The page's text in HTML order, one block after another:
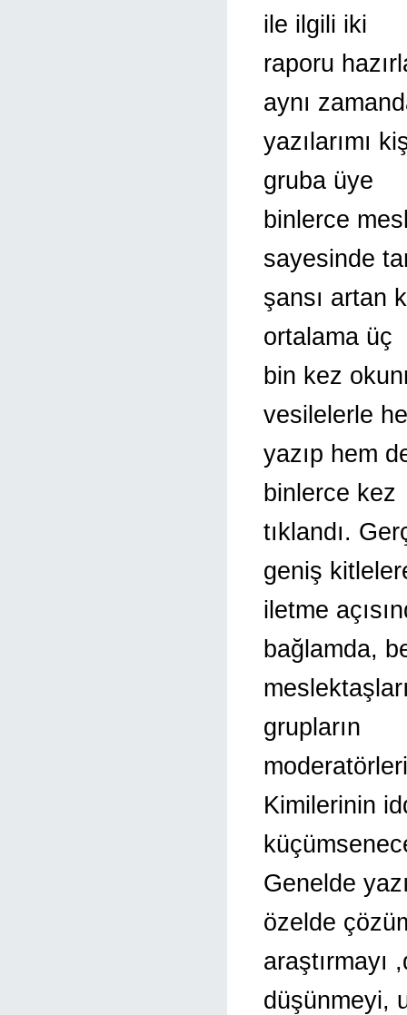
ile ilgili iki
raporu
aynı
yazılarımı
gruba üye
binlerce
sayesinde
şansı artan
ortalama üç
bin kez
vesilelerle
yazıp hem
binlerce kez
tıklandı.
geniş
iletme
bağlamda,
grupların
Kimilerinin
Genelde
özelde
araştırmayı
düşünmeyi,